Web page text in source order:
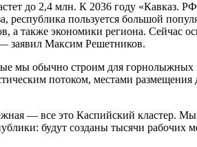
до 2,4 млн. К 2036 году «Кавказ.
пользуется большой
также экономики региона. Сейчас
заявил Максим Решетников.
мы обычно строим для горнолыжных
потоком, местами размещения
— все это Каспийский кластер.
будут созданы тысячи рабочих